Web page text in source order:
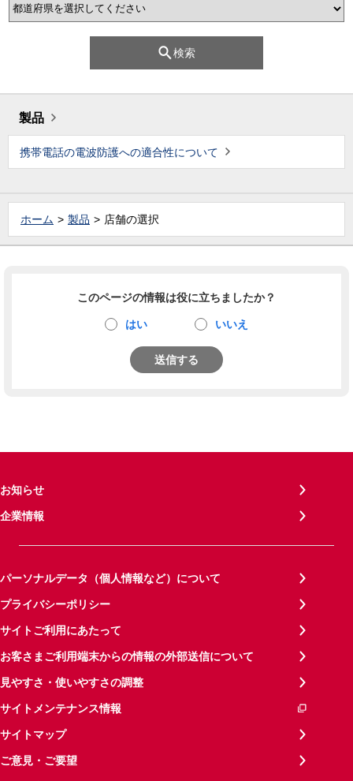
検索
製品
携帯電話の電波防護への適合性について
ホーム 製品 店舗の選択
このページの情報は役に立ちましたか？
はい いいえ
送信する
お知らせ
企業情報
パーソナルデータ（個人情報など）について
プライバシーポリシー
サイトご利用にあたって
お客さまご利用端末からの情報の外部送信について
見やすさ・使いやすさの調整
サイトメンテナンス情報
サイトマップ
ご意見・ご要望